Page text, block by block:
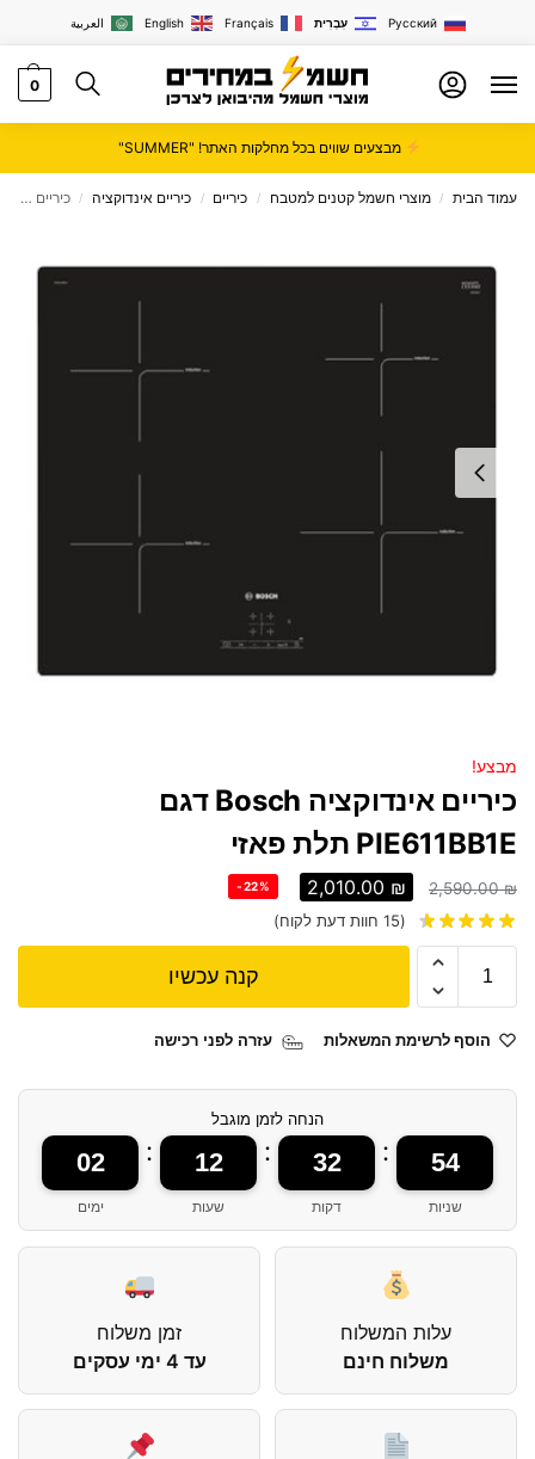
العربية English Français עִבְרִית Русский
0
מבצעים שווים בכל מחלקות האתר! "SUMMER"
עמוד הבית / מוצרי חשמל קטנים למטבח / כיריים / כיריים אינדוקציה / כיריים אינדוקציה Bosch דגם PIE611BB1E תלת פאזי
מבצע!
כיריים אינדוקציה Bosch דגם
PIE611BB1E תלת פאזי
2,590.00₪
2,010.00 ₪
-22%
(
15 חוות דעת לקוח)
קנה עכשיו
הוסף לרשימת המשאלות עזרה לפני רכישה
הנחה לזמן מוגבל
02
ימים
: 12
שעות
: 32
דקות
: 54
שניות
עלות המשלוח
משלוח חינם
זמן משלוח
עד 4 ימי עסקים